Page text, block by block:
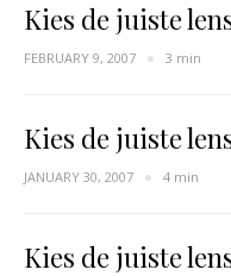
Kies de juiste
FEBRUARY 9, 2007 3 min
Kies de juiste
JANUARY 30, 2007 4 min
Kies de juiste